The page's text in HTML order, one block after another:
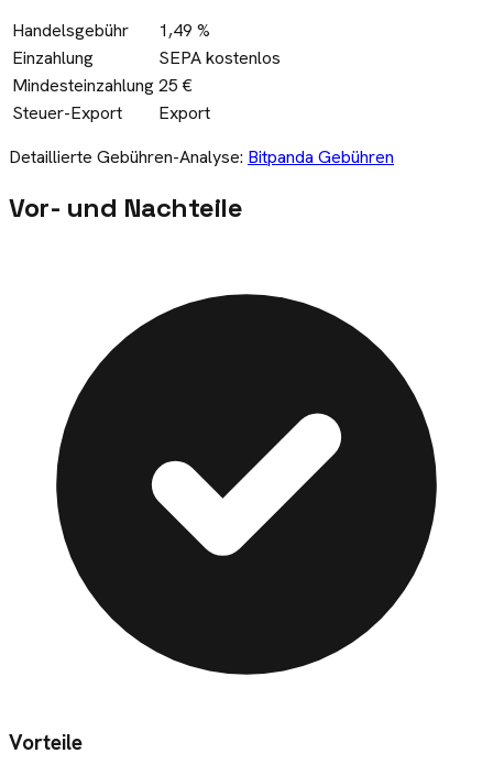
Handelsgebühr
1,49 %
Einzahlung
SEPA kostenlos
Mindesteinzahlung25 €
Steuer-Export
Export
Detaillierte Gebühren-Analyse: Bitpanda Gebühren
Vor- und Nachteile
Vorteile